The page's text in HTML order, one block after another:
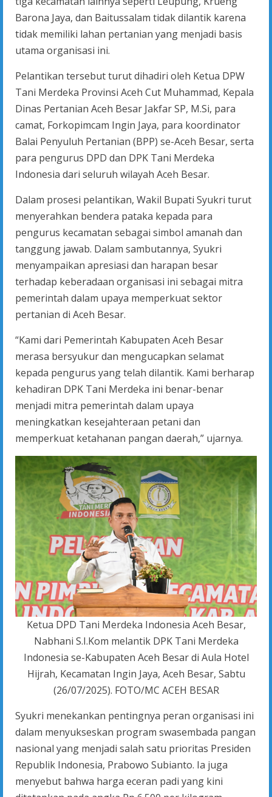
Barona Jaya, dan Baitussalam tidak dilantik karena
tidak memiliki lahan pertanian yang menjadi basis
utama organisasi ini.
Pelantikan tersebut turut dihadiri oleh Ketua DPW
Tani Merdeka Provinsi Aceh Cut Muhammad, Kepala
Dinas Pertanian Aceh Besar Jakfar SP, M.Si, para
camat, Forkopimcam Ingin Jaya, para koordinator
Balai Penyuluh Pertanian (BPP) se-Aceh Besar, serta
para pengurus DPD dan DPK Tani Merdeka
Indonesia dari seluruh wilayah Aceh Besar.
Dalam prosesi pelantikan, Wakil Bupati Syukri turut
menyerahkan bendera pataka kepada para
pengurus kecamatan sebagai simbol amanah dan
tanggung jawab. Dalam sambutannya, Syukri
menyampaikan apresiasi dan harapan besar
terhadap keberadaan organisasi ini sebagai mitra
pemerintah dalam upaya memperkuat sektor
pertanian di Aceh Besar.
“Kami dari Pemerintah Kabupaten Aceh Besar
merasa bersyukur dan mengucapkan selamat
kepada pengurus yang telah dilantik. Kami berharap
kehadiran DPK Tani Merdeka ini benar-benar
menjadi mitra pemerintah dalam upaya
meningkatkan kesejahteraan petani dan
memperkuat ketahanan pangan daerah,” ujarnya.
Ketua DPD Tani Merdeka Indonesia Aceh Besar,
Nabhani S.I.Kom melantik DPK Tani Merdeka
Indonesia se-Kabupaten Aceh Besar di Aula Hotel
Hijrah, Kecamatan Ingin Jaya, Aceh Besar, Sabtu
(26/07/2025). FOTO/MC ACEH BESAR
Syukri menekankan pentingnya peran organisasi ini
dalam menyukseskan program swasembada pangan
nasional yang menjadi salah satu prioritas Presiden
Republik Indonesia, Prabowo Subianto. Ia juga
menyebut bahwa harga eceran padi yang kini